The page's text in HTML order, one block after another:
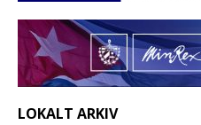
LOKALT ARKIV